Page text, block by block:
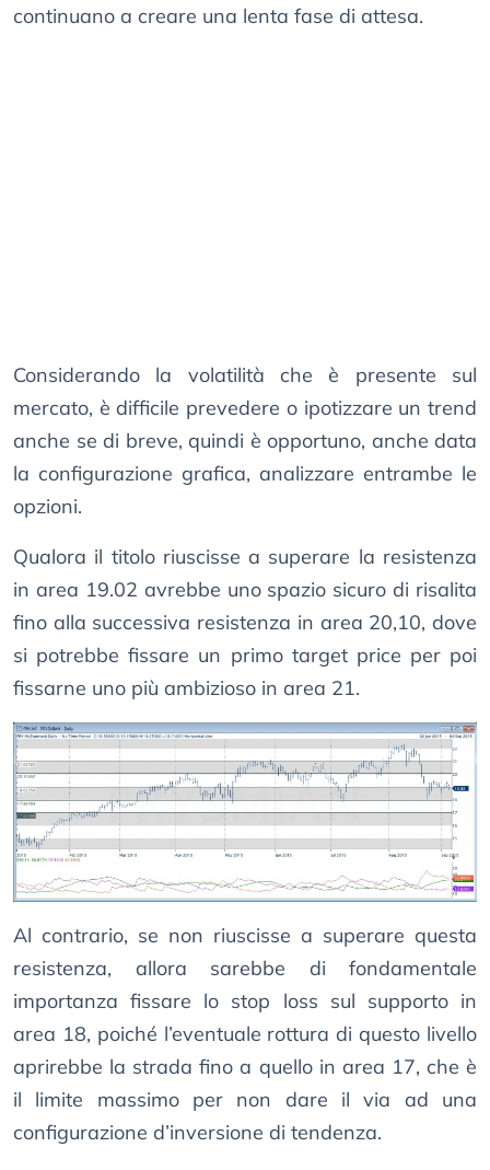
continuano a creare una lenta fase di attesa.
Considerando la volatilità che è presente sul
mercato, è difficile prevedere o ipotizzare un trend
anche se di breve, quindi è opportuno, anche data
la configurazione grafica, analizzare entrambe le
opzioni.
Qualora il titolo riuscisse a superare la resistenza
in area 19.02 avrebbe uno spazio sicuro di risalita
fino alla successiva resistenza in area 20,10, dove
si potrebbe fissare un primo target price per poi
fissarne uno più ambizioso in area 21.
Al contrario, se non riuscisse a superare questa
resistenza, allora sarebbe di fondamentale
importanza fissare lo stop loss sul supporto in
area 18, poiché l’eventuale rottura di questo livello
aprirebbe la strada fino a quello in area 17, che è
il limite massimo per non dare il via ad una
configurazione d’inversione di tendenza.